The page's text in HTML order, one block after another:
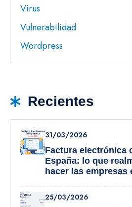
Virus
Vulnerabilidad
Wordpress
Recientes
31/03/2026
Factura electrónica
España: lo que
hacer las empresas
25/03/2026